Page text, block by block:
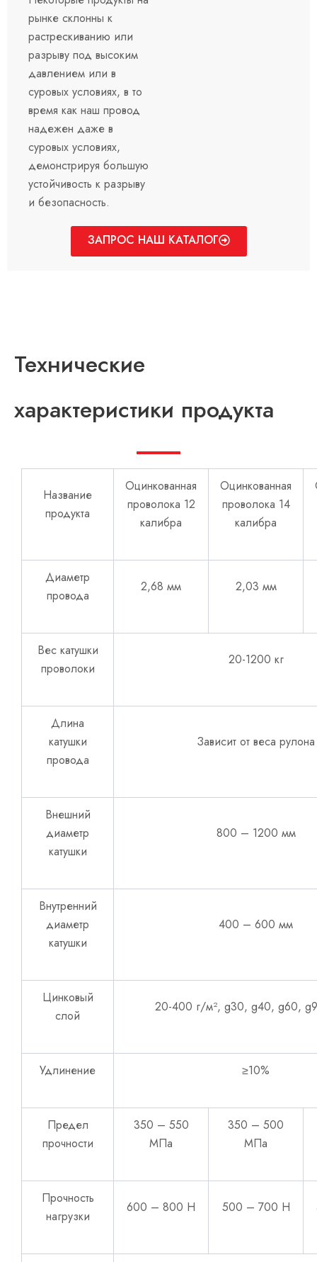
рынке склонны к
растрескиванию или
разрыву под высоким
давлением или в
суровых условиях, в то
время как наш провод
надежен даже в
суровых условиях,
демонстрируя большую
устойчивость к разрыву
и безопасность.
ЗАПРОС НАШ КАТАЛОГ
Технические
характеристики продукта
Название
продукта
Оцинкованная
проволока 12
калибра
Оцинкованная
проволока 14
калибра
Диаметр
провода
2,68 мм 2,03 мм
Вес катушки
проволоки
20-1200 кг
Длина
катушки
провода
Зависит от веса рулона
Внешний
диаметр
катушки
800 – 1200 мм
Внутренний
диаметр
катушки
400 – 600 мм
Цинковый
слой
20-400 г/м², g30, g40, g60,
Удлинение ≥10%
Предел
прочности
350 – 550
МПа
350 – 500
МПа
Прочность
нагрузки
600 – 800 Н 500 – 700 Н